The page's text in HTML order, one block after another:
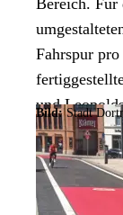
Fahrspur
und
auf dem
Grüne
Straße/
Bild:Stadt